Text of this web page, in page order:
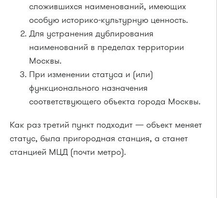
сложившихся наименований, имеющих
особую историко-культурную ценность.
Для устранения дублирования
наименований в пределах территории
Москвы.
При изменении статуса и (или)
функционального назначения
соответствующего объекта города Москвы.
Как раз третий пункт подходит — объект меняет
статус, была пригородная станция, а станет
станцией МЦД (почти метро).